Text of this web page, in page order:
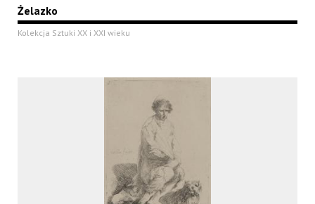
Żelazko
Kolekcja Sztuki XX i XXI wieku